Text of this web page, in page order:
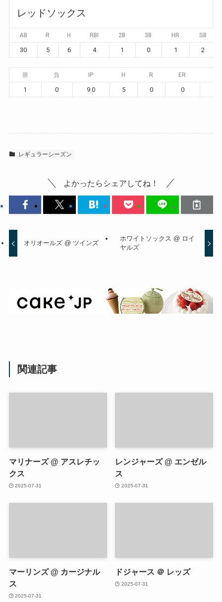
レッドソックス
AB R H RBI 2B 3B HR SB
30 5 6 4 1 0 1 2
勝 負 IP H R ER
1 0 9.0 5 0 0
レギュラーシーズン
よかったらシェアしてね！
オリオールズ @ ツインズ
ホワイトソックス @ ロイ
ヤルズ
関連記事
マリナーズ @ アスレチッ
クス
2025-07-31
レンジャーズ @ エンゼル
ス
2025-07-31
マーリンズ @ カージナル
ス
2025-07-31
ドジャース ＠ レッズ
2025-07-31